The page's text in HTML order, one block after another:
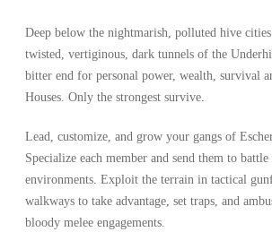
Advertisement
SPONSORISÉ
Deep below the nightmarish, polluted hive
twisted, vertiginous, dark tunnels of the
bitter end for personal power, wealth, survival
Houses. Only the strongest survive.
Lead, customize, and grow your gangs of
Specialize each member and send them to
environments. Exploit the terrain in tactical
walkways to take advantage, set traps, and
bloody melee engagements.